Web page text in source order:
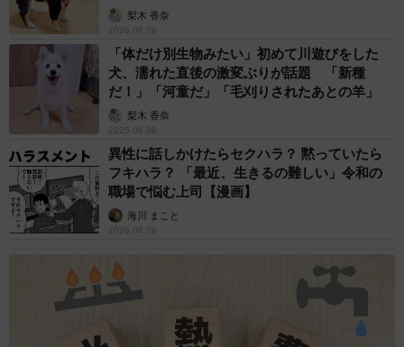
赤ちゃんにちょうどいい大きさ＝タカラトミーアーツ提供
梨木 香奈
2026.08.09
「体だけ別生物みたい」初めて川遊びをした
犬、濡れた直後の激変ぶりが話題 「新種
だ！」「河童だ」「毛刈りされたあとの羊」
梨木 香奈
2026.08.09
異性に話しかけたらセクハラ？ 黙っていたら
フキハラ？ 「最近、生きるの難しい」令和の
職場で悩む上司【漫画】
海川 まこと
2026.08.09